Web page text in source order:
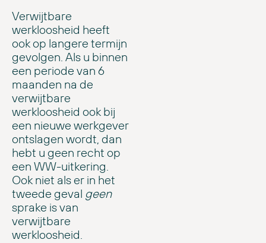
Verwijtbare
werkloosheid heeft
ook op langere termijn
gevolgen. Als u binnen
een periode van 6
maanden na de
verwijtbare
werkloosheid ook bij
een nieuwe werkgever
ontslagen wordt, dan
hebt u geen recht op
een WW-uitkering.
Ook niet als er in het
tweede geval geen
sprake is van
verwijtbare
werkloosheid.